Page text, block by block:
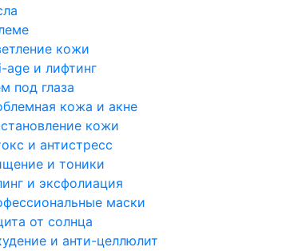
кожи
age и лифтинг
под глаза
кожа и акне
кожи
и антистресс
и тоники
и эксфолиация
маски
от солнца
и анти-целлюлит